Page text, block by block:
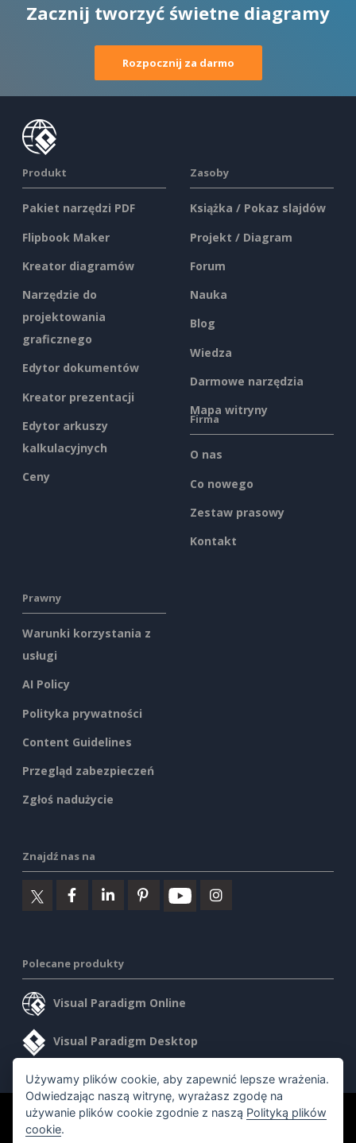
Zacznij tworzyć świetne diagramy
Rozpocznij za darmo
Produkt
Pakiet narzędzi PDF
Flipbook Maker
Kreator diagramów
Narzędzie do
projektowania
graficznego
Edytor dokumentów
Kreator prezentacji
Edytor arkuszy
kalkulacyjnych
Ceny
Zasoby
Książka / Pokaz slajdów
Projekt / Diagram
Forum
Nauka
Blog
Wiedza
Darmowe narzędzia
Mapa witryny
Firma
O nas
Co nowego
Zestaw prasowy
Kontakt
Prawny
Warunki korzystania z
usługi
AI Policy
Polityka prywatności
Content Guidelines
Przegląd zabezpieczeń
Zgłoś nadużycie
Znajdź nas na
Polecane produkty
Visual Paradigm Online
Visual Paradigm Desktop
©2026 by Visual Paradigm. Wszelkie prawa zastrzeżone.
Używamy plików cookie, aby zapewnić lepsze wrażenia.
Odwiedzając naszą witrynę, wyrażasz zgodę na
używanie plików cookie zgodnie z naszą Polityką plików
cookie.